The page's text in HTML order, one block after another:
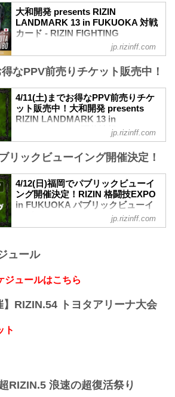
【Trailer】大和開発 presents RIZIN
LANDMARK 13 in FUKUOKA | ラジャブ
ダニー・サバテロ vs. 後藤丈治
大和開発 presents RIZIN LANDMARK 13
in FUKUOKA 大会概要
開催日時
2026年4月12日（日）12:00開場（予定）
／14:00開始（予定）
※開場・開始時間は予定です。決定次第
RIZIN FFオフィシャルサイトにてご案内
しま...
大和開発 presents RIZIN
LANDMARK 13 in FUKUOKA 対戦
カード - RIZIN FIGHTING
FEDERATION オフィシャルサイト
リ・シェイドゥラエフ vs. 久保優太
RIZIN MMAルール：5分3R（66.0kg）
ラジャブアリ・シェイドゥラエフ vs. 久
保優太
バンタム級タイトルマッチ／ダニー・サ
バンタム級タイトルマッチ
RIZIN MMAルール：5分3R（61.0kg）
ダニー・サバテロ vs. 後藤丈治
堀江圭功 vs. パトリッキー・ピットブル
RIZIN MMAルール：5分3R（71.0kg）
堀江圭功 vs. ...
jp.rizinff.com
なPPV前売りチケット販売中！
4/11(土)までお得なPPV前売りチケ
ット販売中！大和開発 presents
RIZIN LANDMARK 13 in
FUKUOKA PPV配信情報 - RIZIN
FIGHTING FEDERATION オフィシ
ャルサイト
in FUKUOKAのPPV配信チケットが、3月
13日（金）12時よりRIZIN 100 CLUB、
RIZIN LIVE、ABEMA、U-NEXTにて販売
がスタートしたぞ！（※スカパー！は
会場に来られない方、また会場にも行く
非、お好きな配信サービスで大和開発
jp.rizinff.com
リックビューイング開催決定！
4/12(日)福岡でパブリックビューイ
ング開催決定！RIZIN 格闘技EXPO
in FUKUOKA パブリックビューイ
FEDERATION オフィシャルサイト
presents RIZIN LANDMARK 13 in
を、マリンメッセ福岡B館で開催すること
が決定したぞ！
会場のマリンメッセ福岡B館はイベント会
場の隣に位置し、グッズ販売ブースやキ
お得なパブリックビューイングで「大和
開発 presents RIZ...
jp.rizinff.com
ュール
ュールはこちら
】RIZIN.54 トヨタアリーナ大会
ト
RIZIN.5 浪速の超復活祭り